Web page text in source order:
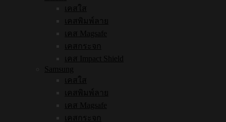
เคสใส
เคสพิมพ์ลาย
เคส Magsafe
เคสกระจก
เคส Impact Shield
Samsung
เคสใส
เคสพิมพ์ลาย
เคส Magsafe
เคสกระจก